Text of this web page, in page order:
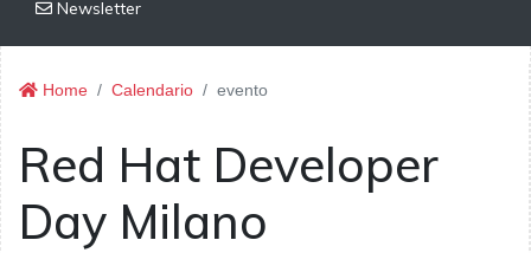
Newsletter
Home Calendario evento
Red Hat Developer
Day Milano